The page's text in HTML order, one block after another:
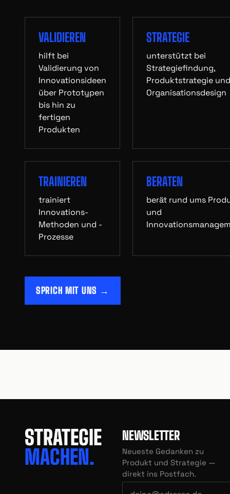
VALIDIEREN
hilft bei
Validierung von
Innovationsideen
über Prototypen
bis hin zu
fertigen
Produkten
STRATEGIE
unterstützt bei
Strategiefindung,
Produktstrategie und
Organisationsdesign
TRAINIEREN
trainiert
Innovations-
Methoden und -
Prozesse
BERATEN
berät rund ums
und
SPRICH MIT UNS →
STRATEGIE
MACHEN.
NEWSLETTER
Neueste Gedanken zu
Produkt und Strategie —
direkt ins Postfach.